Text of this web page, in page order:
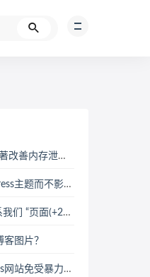
内存泄漏问题
题而不影响SEO
页面(+25个例子)
图片？
免受暴力攻击